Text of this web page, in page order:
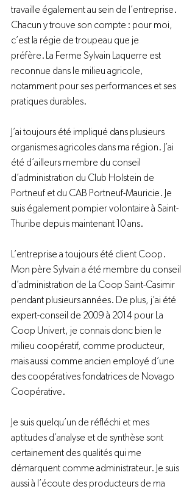
travaille également au sein de l’entreprise.
Chacun y trouve son compte : pour moi,
c’est la régie de troupeau que je
préfère. La Ferme Sylvain Laquerre est
reconnue dans le milieu agricole,
notamment pour ses performances et ses
pratiques durables.
J’ai toujours été impliqué dans plusieurs
organismes agricoles dans ma région. J’ai
été d’ailleurs membre du conseil
d’administration du Club Holstein de
Portneuf et du CAB Portneuf-Mauricie. Je
suis également pompier volontaire à Saint-
Thuribe depuis maintenant 10 ans.
L’entreprise a toujours été client Coop.
Mon père Sylvain a été membre du conseil
d’administration de La Coop Saint-Casimir
pendant plusieurs années. De plus, j’ai été
expert-conseil de 2009 à 2014 pour La
Coop Univert, je connais donc bien le
milieu coopératif, comme producteur,
mais aussi comme ancien employé d’une
des coopératives fondatrices de Novago
Coopérative.
Je suis quelqu’un de réfléchi et mes
aptitudes d’analyse et de synthèse sont
certainement des qualités qui me
démarquent comme administrateur. Je suis
aussi à l’écoute des producteurs de ma